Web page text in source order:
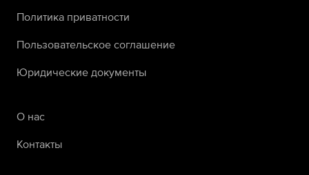
Политика приватности
Пользовательское соглашение
Юридические документы
О нас
Контакты